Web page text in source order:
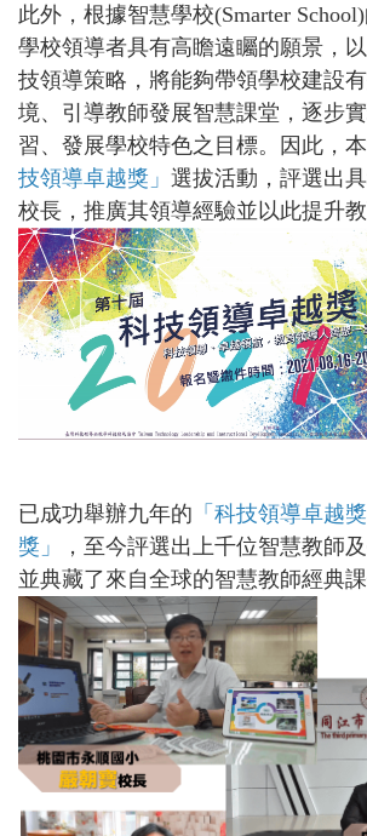
此外，根據智慧學校(Smarter
學校領導者具有高瞻遠矚的願景，
技領導策略，將能夠帶領學校建設
境、引導教師發展智慧課堂，逐步
習、發展學校特色之目標。因此，
技領導卓越獎」 選拔活動，評選出
校長，推廣其領導經驗並以此提升教
已成功舉辦九年的 「科技領導卓越
獎」
，至今評選出上千位智慧教師
並典藏了來自全球的智慧教師經典課